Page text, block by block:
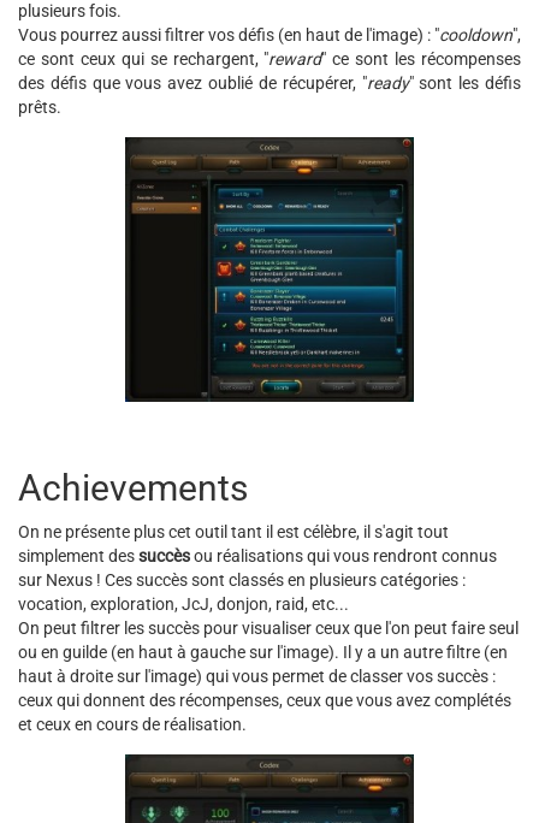
plusieurs fois.
Vous pourrez aussi filtrer vos défis (en haut de l'image) : "cooldown",
ce sont ceux qui se rechargent, "reward" ce sont les récompenses
des défis que vous avez oublié de récupérer, "ready" sont les défis
prêts.
Achievements
On ne présente plus cet outil tant il est célèbre, il s'agit tout
simplement dessuccèsou réalisations qui vous rendront connus
sur Nexus ! Ces succès sont classés en plusieurs catégories :
vocation, exploration, JcJ, donjon, raid, etc...
On peut filtrer les succès pour visualiser ceux que l'on peut faire seul
ou en guilde (en haut à gauche sur l'image). Il y a un autre filtre (en
haut à droite sur l'image) qui vous permet de classer vos succès :
ceux qui donnent des récompenses, ceux que vous avez complétés
et ceux en cours de réalisation.